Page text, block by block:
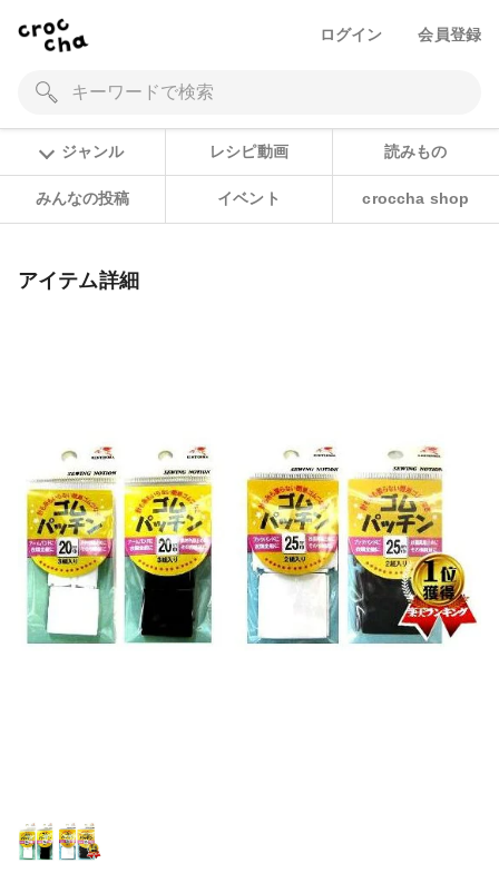
ログイン 会員登録
ジャンル レシピ動画 読みもの
みんなの投稿 イベント croccha shop
アイテム詳細